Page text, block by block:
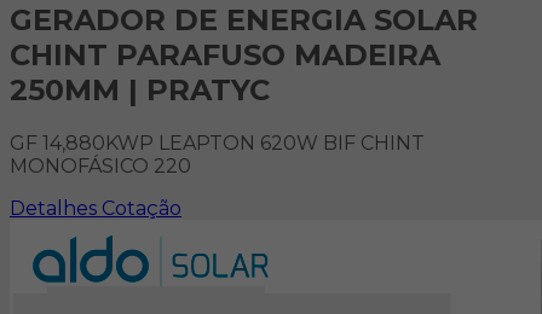
GERADOR DE ENERGIA SOLAR
CHINT PARAFUSO MADEIRA
250MM | PRATYC
GF 14,880KWP LEAPTON 620W BIF CHINT
MONOFÁSICO 220
Detalhes Cotação